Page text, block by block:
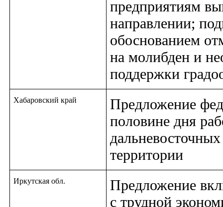
предприятиям
направлении;
обоснованием
на молибден и
поддержки
Хабаровский край
Предложение
половине дня
территории
Иркутская обл.
Предложение
с трудной